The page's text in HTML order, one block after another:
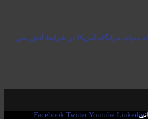
سپاه به پایگاه آمریکا در شرایط آتش بس
Facebook TwitterYoutube Linkedin